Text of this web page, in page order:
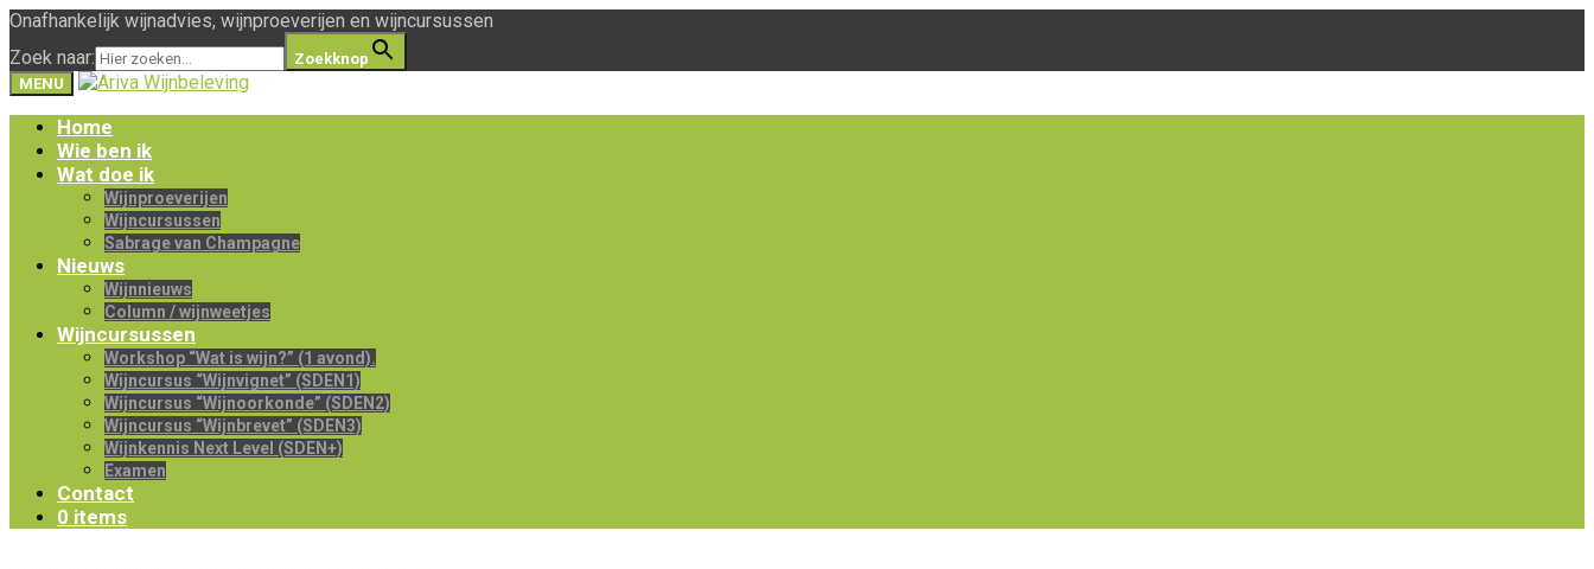
Onafhankelijk wijnadvies, wijnproeverijen en wijncursussen
Zoek naar:
Zoekknop
MENU
Home
Wie ben ik
Wat doe ik
Wijnproeverijen
Wijncursussen
Sabrage van Champagne
Nieuws
Wijnnieuws
Column / wijnweetjes
Wijncursussen
Workshop “Wat is wijn?” (1 avond).
Wijncursus “Wijnvignet” (SDEN1)
Wijncursus “Wijnoorkonde” (SDEN2)
Wijncursus “Wijnbrevet” (SDEN3)
Wijnkennis Next Level (SDEN+)
Examen
Contact
0 items